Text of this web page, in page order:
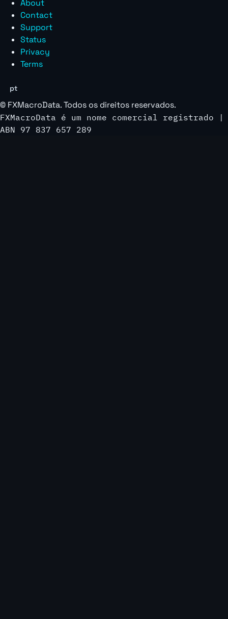
About
Contact
Support
Status
Privacy
Terms
pt
© FXMacroData. Todos os direitos reservados.
FXMacroData é um nome comercial registrado |
ABN 97 837 657 289